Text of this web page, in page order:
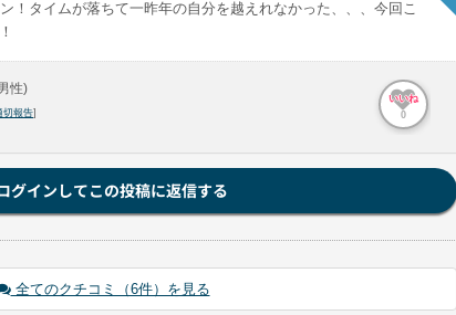
！タイムが落ちて一昨年の自分を越えれなかった、、、今回こ
性)
切報告] 0
いいね
グインしてこの投稿に返信する
全てのクチコミ（6件）を見る